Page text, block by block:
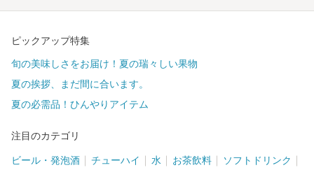
ピックアップ特集
旬の美味しさをお届け！夏の瑞々しい果物
夏の挨拶、まだ間に合います。
夏の必需品！ひんやりアイテム
注目のカテゴリ
ビール・発泡酒 チューハイ 水 お茶飲料 ソフトドリンク